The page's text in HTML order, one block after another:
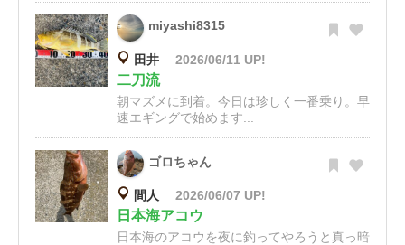
miyashi8315
田井 2026/06/11 UP!
二刀流
朝マズメに到着。今日は珍しく一番乗り。早
速エギングで始めます...
ゴロちゃん
間人 2026/06/07 UP!
日本海アコウ
日本海のアコウを夜に釣ってやろうと真っ暗